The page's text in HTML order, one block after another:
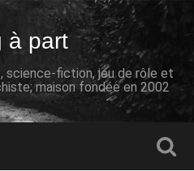
à part
science-fiction, jeu de rôle et
maison fondée en 2002